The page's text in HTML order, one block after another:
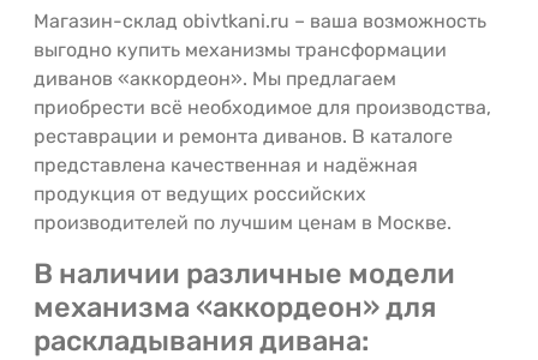
Магазин-склад obivtkani.ru – ваша возможность
выгодно купить механизмы трансформации
диванов «аккордеон». Мы предлагаем
приобрести всё необходимое для производства,
реставрации и ремонта диванов. В каталоге
представлена качественная и надёжная
продукция от ведущих российских
производителей по лучшим ценам в Москве.
В наличии различные модели
механизма «аккордеон» для
раскладывания дивана: